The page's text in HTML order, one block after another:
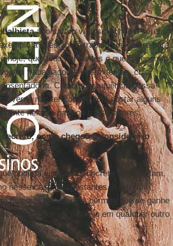
apontaram vários trechos a serem
a questão do trabalho insalubre para
hoje, questões pendentes e que carecem de
dos trabalhadores intermitentes, cujo
Como consequência dessa
não ter conseguido ajustar alguns
nefasta para os trabalhadores.
como chegou a considerar o
poderia ajustar por decreto só poderiam,
nesse caso das gestantes. A reforma
diversos pontos. Ela permite que se ganhe
não encontram paralelo em qualquer outro